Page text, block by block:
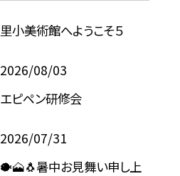
里小美術館へようこそ５
2026/08/03
エピペン研修会
2026/07/31
🐡🗻🐧暑中お見舞い申し上